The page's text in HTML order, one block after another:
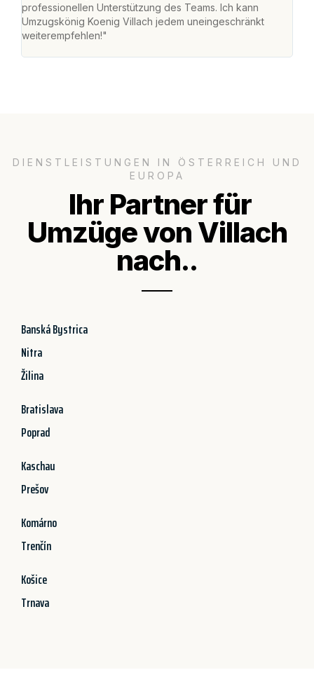
professionellen Unterstützung des Teams. Ich kann
Umzugskönig Koenig Villach jedem uneingeschränkt
weiterempfehlen!"
DIENSTLEISTUNGEN IN ÖSTERREICH UND
EUROPA
Ihr Partner für
Umzüge von Villach
nach..
Banská Bystrica
Nitra
Žilina
Bratislava
Poprad
Kaschau
Prešov
Komárno
Trenčín
Košice
Trnava